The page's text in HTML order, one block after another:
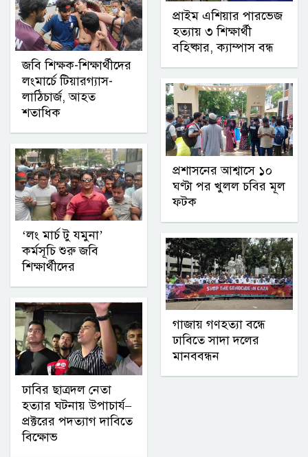
জবি শিক্ষক-শিক্ষার্থীদের
লংমার্চে টিয়ারগ্যাস-
লাঠিচার্জ, আহত
শতাধিক
‘লং মার্চ টু যমুনা’
কর্মসূচি শুরু জবি
শিক্ষার্থীদের
ঢাবির ছাত্রদল নেতা
হত্যার ঘটনায় উপাচার্য–
প্রক্টরের পদত্যাগ দাবিতে
বিক্ষোভ
প্রাইম এশিয়ার পারভেজ
হত্যায় ৩ শিক্ষার্থী
বহিষ্কার, ক্যাম্পাস বন্ধ
প্রশাসনের আশ্বাসে ১০
ঘণ্টা পর খুলল চবির মূল
ফটক
গাজায় গণহত্যা বন্ধে
ঢাবিতে সাদা দলের
মানববন্ধন